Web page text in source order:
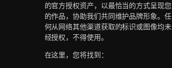
的官方授权资产，以最恰当的方式呈现您
的作品，协助我们共同维护品牌形象。任
何从网络其他渠道获取的标识或图像均未
经授权，不得使用。
在这里，您将找到：